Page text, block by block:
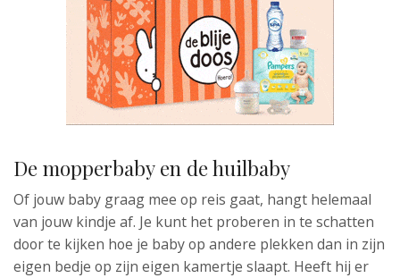
De mopperbaby en de huilbaby
Of jouw baby graag mee op reis gaat, hangt helemaal
van jouw kindje af. Je kunt het proberen in te schatten
door te kijken hoe je baby op andere plekken dan in zijn
eigen bedje op zijn eigen kamertje slaapt. Heeft hij er